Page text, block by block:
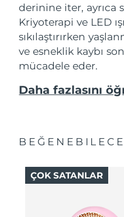
derinine iter, ayrıca
Kriyoterapi ve LED
sıkılaştırırken
ve esneklik kaybı
mücadele eder.
Daha fazlasını
ÇOK SATANLAR